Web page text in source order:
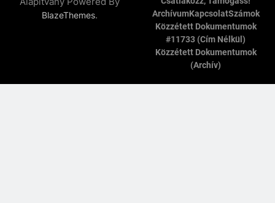
BlazeThemes.
ArchívumKapcsolatSzámok
Közzétett Dokumentumok
#11733 (cím Nélkül)
Közzétett Dokumentumok
(archív)